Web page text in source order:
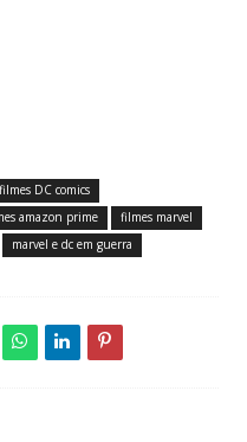
filmes DC comics
amazon prime
filmes marvel
marvel e dc em guerra